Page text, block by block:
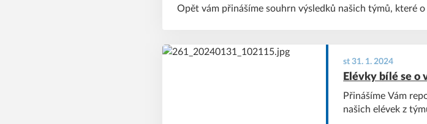
Opět vám přinášíme souhrn výsledků našich týmů, které
st 31. 1. 2024
Elévky bílé se
Přinášíme Vám
našich elévek z